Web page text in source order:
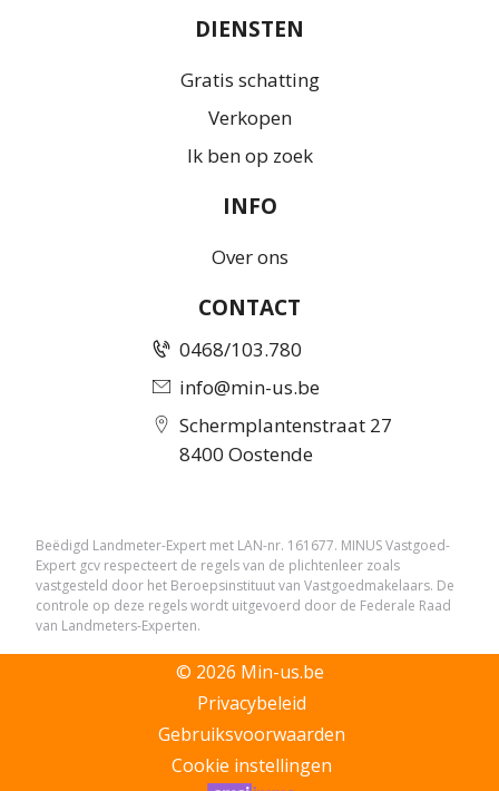
DIENSTEN
Gratis schatting
Verkopen
Ik ben op zoek
INFO
Over ons
CONTACT
0468/103.780
info@min-us.be
Schermplantenstraat 27
8400 Oostende
Beëdigd Landmeter-Expert met LAN-nr. 161677. MINUS Vastgoed-
Expert gcv respecteert de regels van de plichtenleer zoals
vastgesteld door het Beroepsinstituut van Vastgoedmakelaars. De
controle op deze regels wordt uitgevoerd door de Federale Raad
van Landmeters-Experten.
© 2026 Min-us.be
Privacybeleid
Gebruiksvoorwaarden
Cookie instellingen